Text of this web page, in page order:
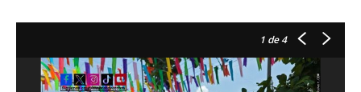
1 de 4